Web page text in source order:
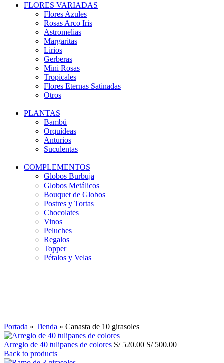
FLORES VARIADAS
Flores Azules
Rosas Arco Iris
Astromelias
Margaritas
Lirios
Gerberas
Mini Rosas
Tropicales
Flores Eternas Satinadas
Otros
PLANTAS
Bambú
Orquídeas
Anturios
Suculentas
COMPLEMENTOS
Globos Burbuja
Globos Metálicos
Bouquet de Globos
Postres y Tortas
Chocolates
Vinos
Peluches
Regalos
Topper
Pétalos y Velas
Portada » Tienda » Canasta de 10 girasoles
Arreglo de 40 tulipanes de colores S/520.00 El
S/500.00El
Back to products